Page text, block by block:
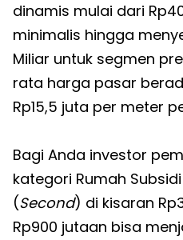
dinamis mulai dari
minimalis hingga
Miliar untuk segmen
rata harga pasar
Rp15,5 juta per meter
Bagi Anda investor
kategori Rumah
(Second) di kisaran
Rp900 jutaan bisa